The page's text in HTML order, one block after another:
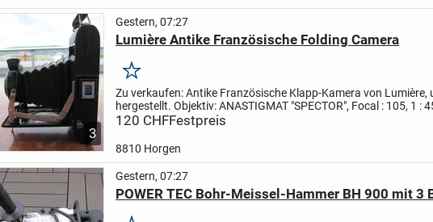
3
Gestern, 07:27
Lumière Antike Französische Folding Camera
Merken
Zu verkaufen:Antike Französische Klapp-Kamera von Lumière,
hergestellt. Objektiv: ANASTIGMAT "SPECTOR", Focal : 105, 1 :
sehr gut erhalten, schönes Dekorations-Objekt. Funktion...
120 CHFFestpreis
8810 Horgen
Gestern, 07:27
POWER TEC Bohr-Meissel-Hammer BH 900 mit 3